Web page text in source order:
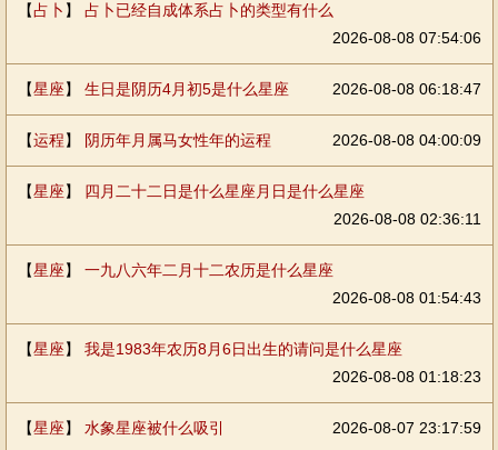
【占卜 】 占卜已经自成体系占卜的类型有什么
2026-08-08 07:54:06
【星座】 生日是阴历4月初5是什么星座 2026-08-08 06:18:47
【运程】 阴历年月属马女性年的运程 2026-08-08 04:00:09
【星座】 四月二十二日是什么星座月日是什么星座
2026-08-08 02:36:11
【星座】 一九八六年二月十二农历是什么星座
2026-08-08 01:54:43
【星座】 我是1983年农历8月6日出生的请问是什么星座
2026-08-08 01:18:23
【星座】 水象星座被什么吸引 2026-08-07 23:17:59